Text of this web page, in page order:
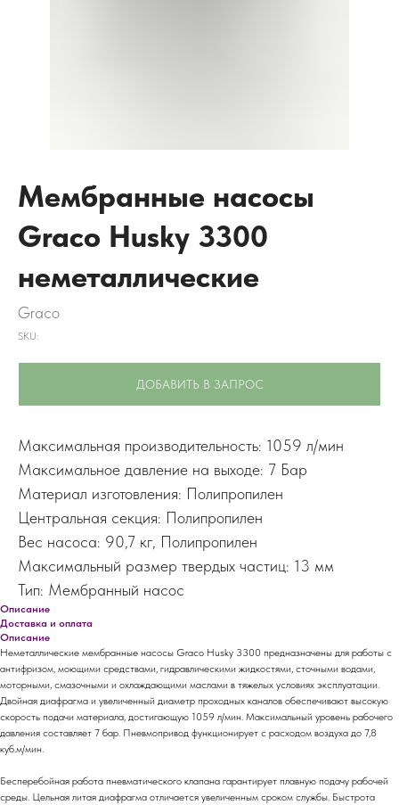
Мембранные насосы
Graco Husky 3300
неметаллические
Graco
SKU:
ДОБАВИТЬ В ЗАПРОС
Максимальная производительность: 1059 л/мин
Максимальное давление на выходе: 7 Бар
Материал изготовления: Полипропилен
Центральная секция: Полипропилен
Вес насоса: 90,7 кг, Полипропилен
Максимальный размер твердых частиц: 13 мм
Тип: Мембранный насос
Описание
Доставка и оплата
Описание
Неметаллические мембранные насосы Graco Husky 3300 предназначены для работы с
антифризом, моющими средствами, гидравлическими жидкостями, сточными водами,
моторными, смазочными и охлаждающими маслами в тяжелых условиях эксплуатации.
Двойная диафрагма и увеличенный диаметр проходных каналов обеспечивают высокую
скорость подачи материала, достигающую 1059 л/мин. Максимальный уровень рабочего
давления составляет 7 бар. Пневмопривод функционирует с расходом воздуха до 7,8
куб.м/мин.
Бесперебойная работа пневматического клапана гарантирует плавную подачу рабочей
среды. Цельная литая диафрагма отличается увеличенным сроком службы. Быстрота